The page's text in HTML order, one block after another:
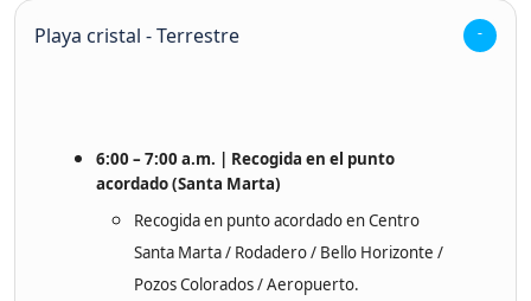
Playa cristal - Terrestre
6:00 – 7:00 a.m. | Recogida en el punto
acordado (Santa Marta)
Recogida en punto acordado en Centro
Santa Marta / Rodadero / Bello Horizonte /
Pozos Colorados / Aeropuerto.